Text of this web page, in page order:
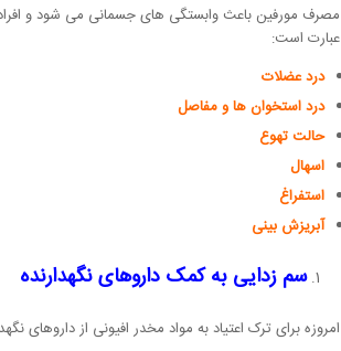
مصرف مورفین باعث وابستگی های جسمانی می شود و افرادی
عبارت است:
درد عضلات
درد استخوان ها و مفاصل
حالت تهوع
اسهال
استفراغ
آبریزش بینی
سم زدایی به کمک داروهای نگهدارنده
امروزه برای ترک اعتیاد به مواد مخدر افیونی از داروهای